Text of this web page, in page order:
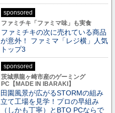
sponsored
ファミチキ「ファミマ味」も実食
ファミチキの次に売れている商品
が意外！ ファミマ「レジ横」人気
トップ3
sponsored
茨城県龍ヶ崎市産のゲーミング
PC【MADE IN IBARAKI】
田園風景が広がるSTORMの組み
立て工場を見学！プロの早組み
（しかも丁寧）とBTO PCならで